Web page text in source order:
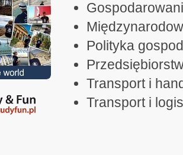
Polityka
Transport i
Transport i